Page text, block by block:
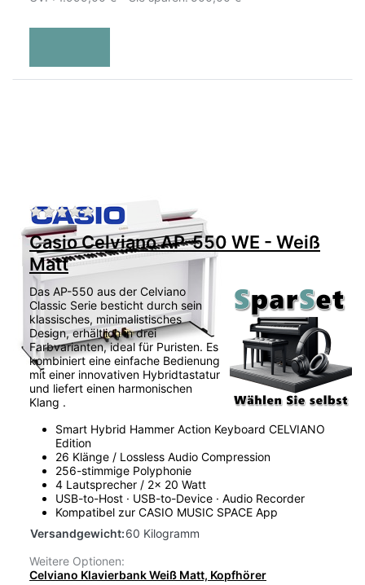
Zu diesem Produkt liegen noch keine
Casio Celviano AP-550 WE - Weiß
Matt
Das AP-550 aus der Celviano
Classic Serie besticht durch sein
klassisches, minimalistisches
Design, erhältlich in drei
Farbvarianten, ideal für Puristen. Es
kombiniert eine einfache Bedienung
mit einer innovativen Hybridtastatur
und liefert einen harmonischen
Klang .
Smart Hybrid Hammer Action Keyboard CELVIANO
Edition
26 Klänge / Lossless Audio Compression
256-stimmige Polyphonie
4 Lautsprecher / 2x 20 Watt
USB-to-Host · USB-to-Device · Audio Recorder
Kompatibel zur CASIO MUSIC SPACE App
Versandgewicht:60 Kilogramm
Weitere Optionen:
Celviano Klavierbank Weiß Matt, Kopfhörer